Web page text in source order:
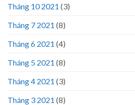
Tháng 10 2021 (3)
Tháng 7 2021 (8)
Tháng 6 2021 (4)
Tháng 5 2021 (8)
Tháng 4 2021 (3)
Tháng 3 2021 (8)